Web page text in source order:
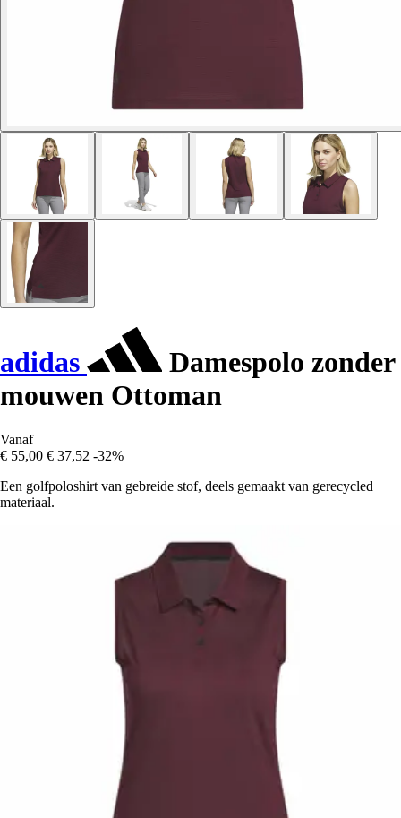
adidas
Damespolo zonder
mouwen Ottoman
Vanaf
€ 55,00 € 37,52 -32%
Een golfpoloshirt van gebreide stof, deels gemaakt van gerecycled
materiaal.